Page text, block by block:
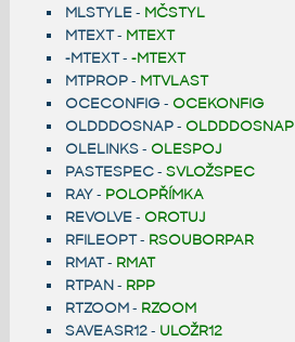
MLSTYLE- MČSTYL
MTEXT- MTEXT
-MTEXT- -MTEXT
MTPROP- MTVLAST
OCECONFIG- OCEKONFIG
OLDDDOSNAP- OLDDDOSNAP
OLELINKS- OLESPOJ
PASTESPEC- SVLOŽSPEC
RAY- POLOPŘÍMKA
REVOLVE- OROTUJ
RFILEOPT- RSOUBORPAR
RMAT- RMAT
RTPAN- RPP
RTZOOM- RZOOM
SAVEASR12- ULOŽR12